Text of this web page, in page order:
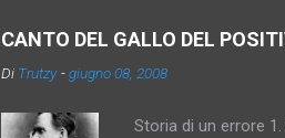
n
t
i
CANTO DEL GALLO DEL
Di Trutzy -giugno 08, 2008
Storia di un errore